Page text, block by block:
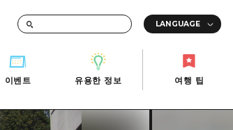
이벤트
유용한 정보
여행 팁